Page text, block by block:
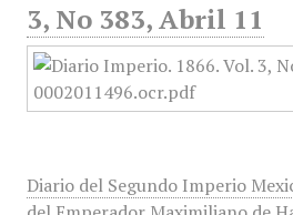
3, No 383, Abril 11
Diario del Segundo Imperio